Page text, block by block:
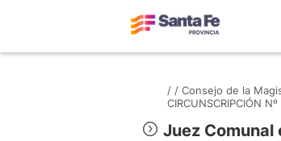
/ / Consejo de la
CIRCUNSCRIPCIÓN
Juez Comunal